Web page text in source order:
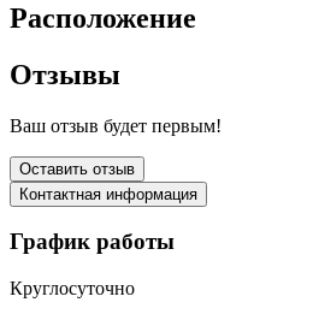
Расположение
Отзывы
Ваш отзыв будет первым!
Оставить отзыв
Контактная информация
График работы
Круглосуточно